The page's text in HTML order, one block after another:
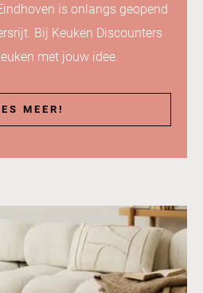
is onlangs geopend
. Bij Keuken Discounters
met jouw idee.
MEER!